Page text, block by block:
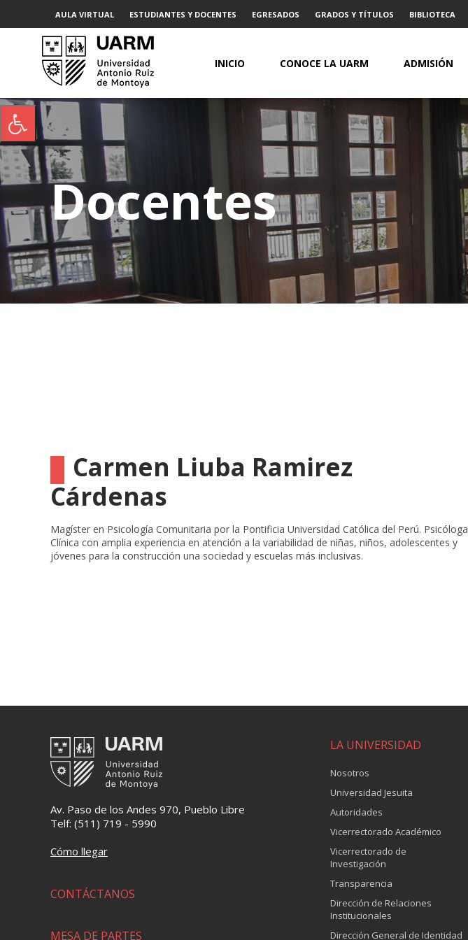
AULA VIRTUAL ESTUDIANTES Y DOCENTES EGRESADOS GRADOS Y TÍTULOS BIBLIOTECA
INICIO CONOCE LA UARM ADMISIÓN
Docentes
Carmen Liuba Ramirez
Cárdenas
Magíster en Psicología Comunitaria por la Pontificia Universidad Católica del Perú. Psicóloga
Clínica con amplia experiencia en atención a la variabilidad de niñas, niños, adolescentes y
jóvenes para la construcción una sociedad y escuelas más inclusivas.
Av. Paso de los Andes 970, Pueblo Libre
Telf: (511) 719 - 5990
Cómo llegar
CONTÁCTANOS
MESA DE PARTES
LA UNIVERSIDAD
Nosotros
Universidad Jesuita
Autoridades
Vicerrectorado Académico
Vicerrectorado de
Investigación
Transparencia
Dirección de Relaciones
Institucionales
Dirección General de Identidad